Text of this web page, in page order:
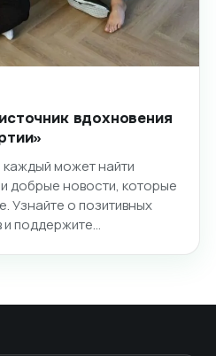
вдохновения
может найти
добрые новости, которые
Узнайте о позитивных
и поддержите…